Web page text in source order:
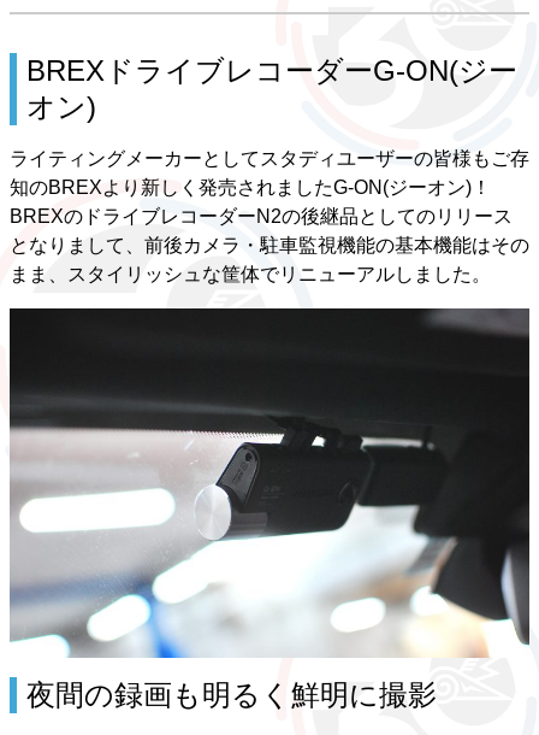
BREXドライブレコーダーG-ON(ジー
オン)
ライティングメーカーとしてスタディユーザーの皆様もご存
知のBREXより新しく発売されましたG-ON(ジーオン)！
BREXのドライブレコーダーN2の後継品としてのリリース
となりまして、 前後カメラ・駐車監視機能の基本機能はその
まま、スタイリッシュな筐体でリニューアルしました。
夜間の録画も明るく鮮明に撮影